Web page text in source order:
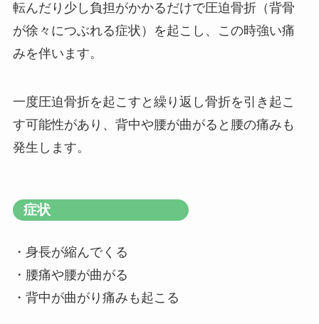
転んだり少し負担がかかるだけで圧迫骨折（背骨
が徐々につぶれる症状）を起こし、この時強い痛
みを伴います。
一度圧迫骨折を起こすと繰り返し骨折を引き起こ
す可能性があり、背中や腰が曲がると腰の痛みも
発生します。
症状
・身長が縮んでくる
・腰痛や腰が曲がる
・背中が曲がり痛みも起こる